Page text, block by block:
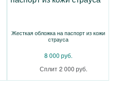
Жесткая обложка на паспорт из кожи
страуса
8 000 руб.
Сплит 2 000 руб.